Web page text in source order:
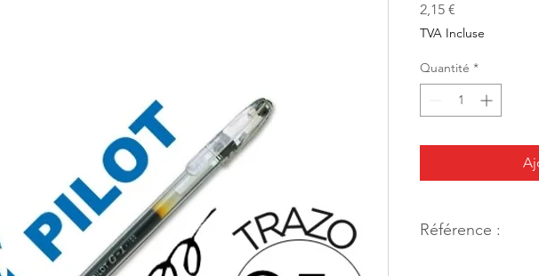
2,15 €
TVA Incluse
Quantité *
Référence :